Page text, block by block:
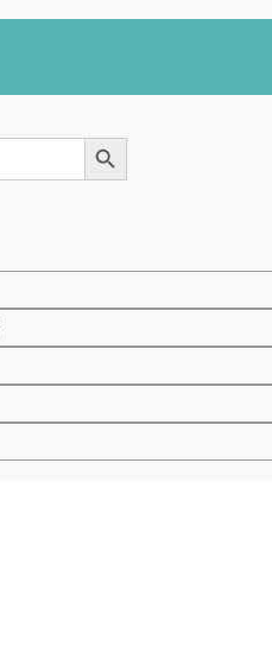
Search Button